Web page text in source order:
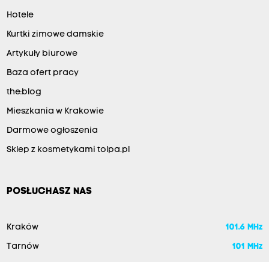
Hotele
Kurtki zimowe damskie
Artykuły biurowe
Baza ofert pracy
the:blog
Mieszkania w Krakowie
Darmowe ogłoszenia
Sklep z kosmetykami tolpa.pl
POSŁUCHASZ NAS
Kraków 101.6 MHz
Tarnów 101 MHz